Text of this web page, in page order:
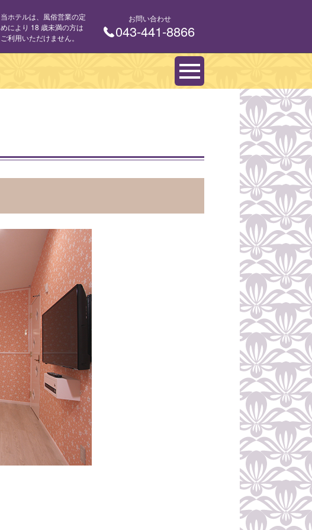
当ホテルは、風俗営業の定
めにより 18 歳未満の方は
ご利用いただけません。
お問い合わせ
043-441-8866